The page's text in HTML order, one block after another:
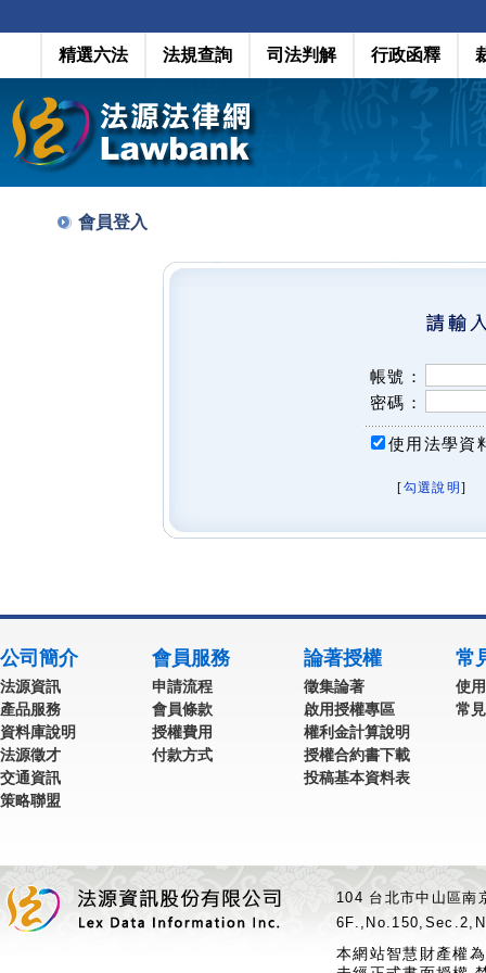
精選六法 法規查詢 司法判解 行政函釋
會員登入
帳號：
密碼：
使用法學資
[勾選說明 ]
公司簡介
法源資訊
產品服務
資料庫說明
法源徵才
交通資訊
策略聯盟
會員服務
申請流程
會員條款
授權費用
付款方式
論著授權
徵集論著
啟用授權專區
權利金計算說明
授權合約書下載
投稿基本資料表
常
使
常
104 台北市中山區
本網站智慧財產權